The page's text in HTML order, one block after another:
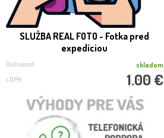
SLUŽBA REAL FOTO - Fotka pred
expedíciou
Dostupnosť: skladom
s DPH 1.00 €